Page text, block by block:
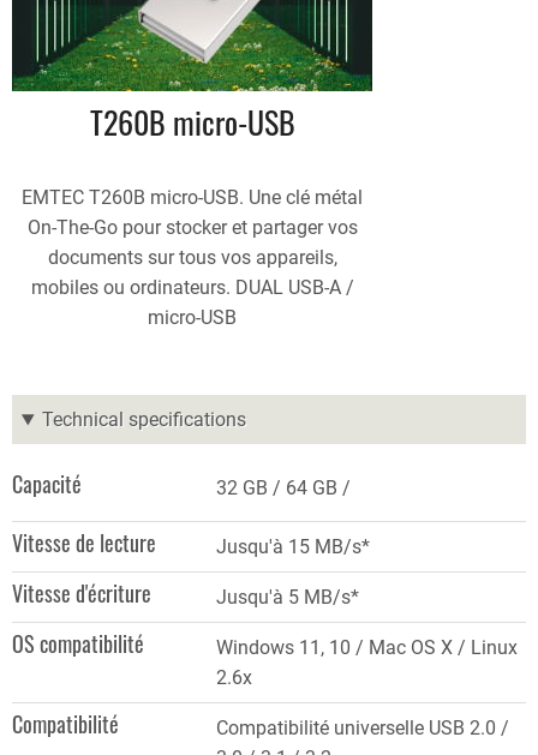
T260B micro-USB
EMTEC T260B micro-USB. Une clé métal
On-The-Go pour stocker et partager vos
documents sur tous vos appareils,
mobiles ou ordinateurs. DUAL USB-A /
micro-USB
Technical specifications
Capacité 32 GB 64 GB
Vitesse de lecture Jusqu'à 15 MB/s*
Vitesse d'écriture Jusqu'à 5 MB/s*
OS compatibilité
Windows 11, 10 / Mac OS X / Linux
2.6x
Compatibilité
Compatibilité universelle USB 2.0 /